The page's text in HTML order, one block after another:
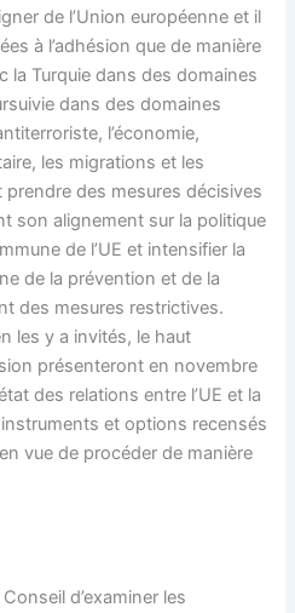
de l’Union européenne et il
à l’adhésion que de manière
la Turquie dans des domaines
dans des domaines
l’économie,
les migrations et les
prendre des mesures décisives
son alignement sur la politique
de l’UE et intensifier la
de la prévention et de la
des mesures restrictives.
les y a invités, le haut
présenteront en novembre
des relations entre l’UE et la
instruments et options recensés
vue de procéder de manière
d’examiner les